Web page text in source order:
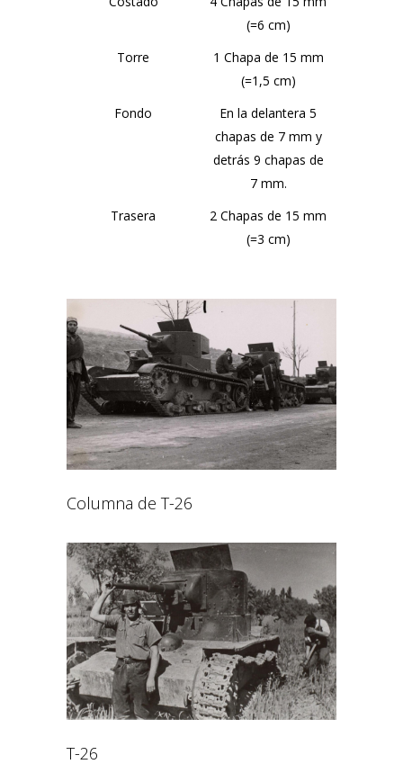
(=6 cm)
Torre
1 Chapa de 15 mm
(=1,5 cm)
Fondo
En la delantera 5
chapas de 7 mm y
detrás 9 chapas de
7 mm.
Trasera
2 Chapas de 15 mm
(=3 cm)
Columna de T-26
T-26